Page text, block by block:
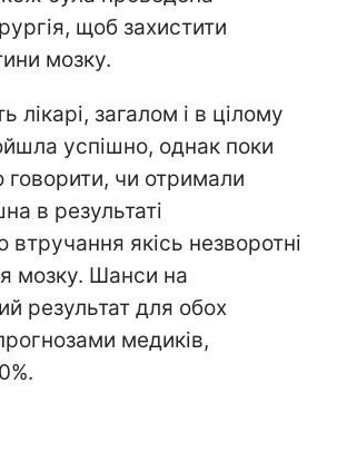
щоб захистити
мозку.
лікарі, загалом і в цілому
успішно, однак поки
говорити, чи отримали
в результаті
втручання якісь незворотні
мозку. Шанси на
результат для обох
медиків,